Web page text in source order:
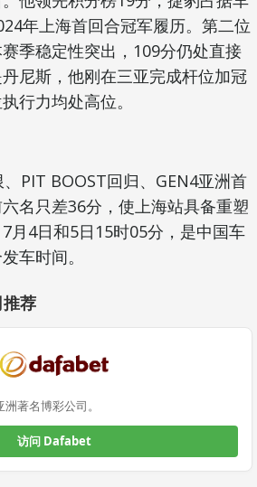
年上海首回合冠军履历。第二位
季稳定性突出，109分仍处直接
尼斯，他刚在三亚完成杆位加冠
行力均处高位。
PIT BOOST回归、GEN4亚洲首
名只差36分，使上海站具备重塑
月4日和5日15时05分，是中国车
车时间。
荐
著名博彩公司。
访问 Dafabet